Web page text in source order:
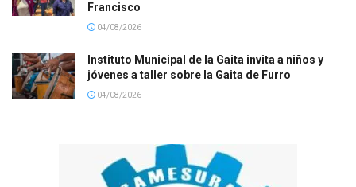
Francisco
04/08/2026
Instituto Municipal de la Gaita invita a niños y
jóvenes a taller sobre la Gaita de Furro
04/08/2026